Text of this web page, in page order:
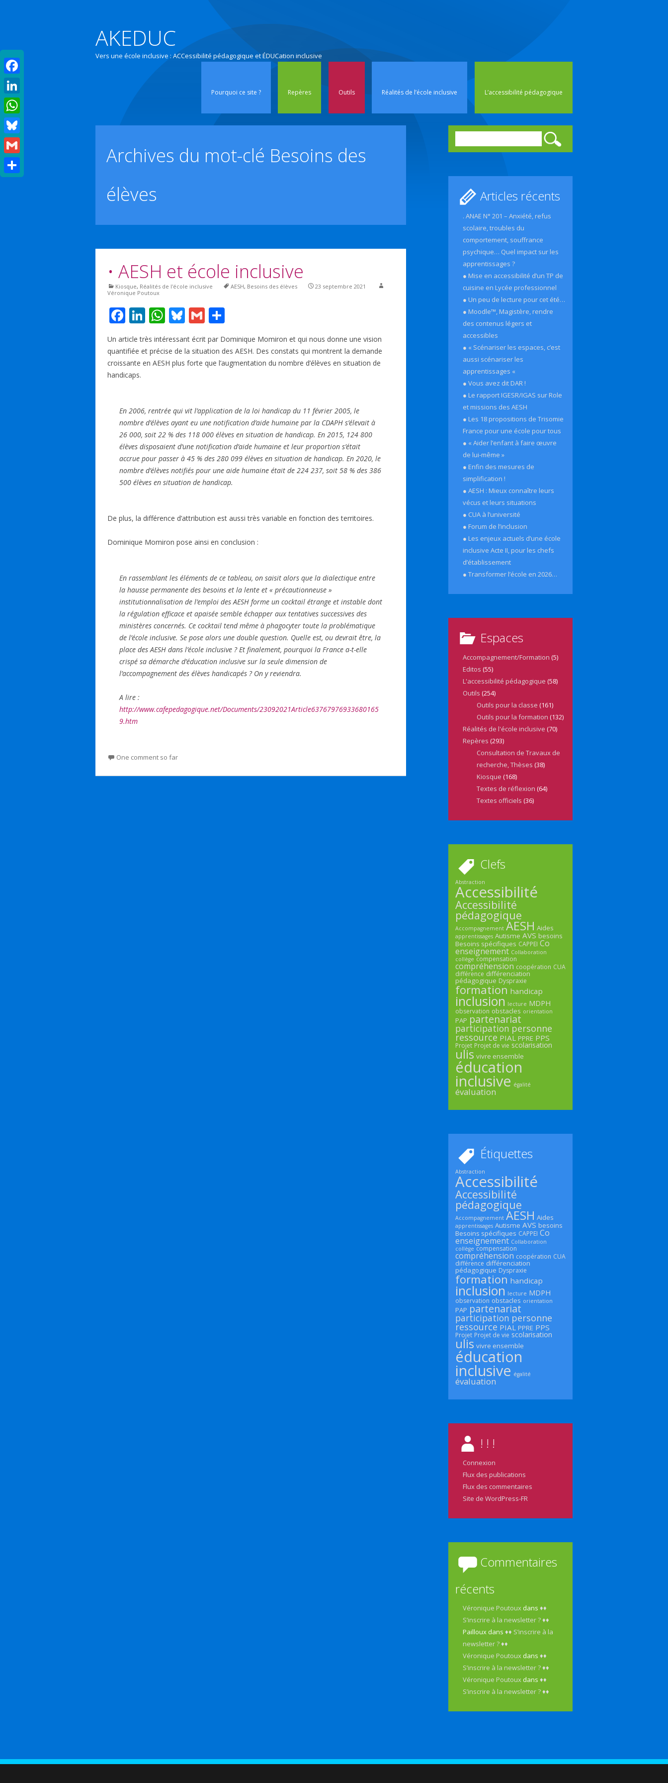
AKEDUC
Vers une école inclusive : ACCessibilité pédagogique et ÉDUCation inclusive
Pourquoi ce site ? Repères Outils Réalités de l’école inclusive L’accessibilité pédagogique
Archives du mot-clé Besoins des
élèves
• AESH et école inclusive
Kiosque, Réalités de l'école inclusive AESH, Besoins des élèves
23 septembre 2021
Véronique Poutoux
F
ac
e
b
o
k
Li
n
k
e
W
at
s
p
Bl
u
e
sk
G
ai
l
ar
ta
g
Un article très intéressant écrit par Dominique Momiron et qui nous donne une vision
quantifiée et précise de la situation des AESH. Des constats qui montrent la demande
croissante en AESH plus forte que l’augmentation du nombre d’élèves en situation de
handicaps.
En 2006, rentrée qui vit l’application de la loi handicap du 11 février 2005, le
nombre d’élèves ayant eu une notification d’aide humaine par la CDAPH s’élevait à
26 000, soit 22 % des 118 000 élèves en situation de handicap. En 2015, 124 800
élèves disposaient d’une notification d’aide humaine et leur proportion s’était
accrue pour passer à 45 % des 280 099 élèves en situation de handicap. En 2020, le
nombre d’élèves notifiés pour une aide humaine était de 224 237, soit 58 % des 386
500 élèves en situation de handicap.
De plus, la différence d’attribution est aussi très variable en fonction des territoires.
Dominique Momiron pose ainsi en conclusion :
En rassemblant les éléments de ce tableau, on saisit alors que la dialectique entre
la hausse permanente des besoins et la lente et « précautionneuse »
institutionnalisation de l’emploi des AESH forme un cocktail étrange et instable dont
la régulation efficace et apaisée semble échapper aux tentatives successives des
ministères concernés. Ce cocktail tend même à phagocyter toute la problématique
de l’école inclusive. Se pose alors une double question. Quelle est, ou devrait être, la
place des AESH dans l’école inclusive ? Et finalement, pourquoi la France a-t-elle
crispé sa démarche d’éducation inclusive sur la seule dimension de
l’accompagnement des élèves handicapés ? On y reviendra.
A lire :
http://www.cafepedagogique.net/Documents/23092021Article63767976933680165
9.htm
One comment so far
Articles récents
. ANAE N° 201 – Anxiété, refus
scolaire, troubles du
comportement, souffrance
psychique… Quel impact sur les
apprentissages ?
● Mise en accessibilité d’un TP de
cuisine en Lycée professionnel
● Un peu de lecture pour cet été…
● Moodle™, Magistère, rendre
des contenus légers et
accessibles
● « Scénariser les espaces, c’est
aussi scénariser les
apprentissages «
● Vous avez dit DAR !
● Le rapport IGESR/IGAS sur Role
et missions des AESH
● Les 18 propositions de Trisomie
France pour une école pour tous
● « Aider l’enfant à faire œuvre
de lui-même »
● Enfin des mesures de
simplification !
● AESH : Mieux connaître leurs
vécus et leurs situations
● CUA à l’université
● Forum de l’inclusion
● Les enjeux actuels d’une école
inclusive Acte II, pour les chefs
d’établissement
● Transformer l’école en 2026…
Espaces
Accompagnement/Formation (5)
Editos (55)
L'accessibilité pédagogique (58)
Outils (254)
Outils pour la classe (161)
Outils pour la formation (132)
Réalités de l'école inclusive (70)
Repères (293)
Consultation de Travaux de
recherche, Thèses (38)
Kiosque (168)
Textes de réflexion (64)
Textes officiels (36)
Clefs
Abstraction
Accessibilité
Accessibilité
pédagogique
Accompagnement AESH Aides
apprentissages Autisme AVS besoins
Besoins spécifiques CAPPEI Co
enseignement Collaboration
collège compensation
compréhension coopération CUA
différence différenciation
pédagogique Dyspraxie
formation handicap
inclusion lecture MDPH
observation obstacles orientation
PAP partenariat
participation personne
ressource PIAL PPRE PPS
Projet Projet de vie scolarisation
ulis vivre ensemble
éducation
inclusive égalité
évaluation
Étiquettes
Abstraction
Accessibilité
Accessibilité
pédagogique
Accompagnement AESH Aides
apprentissages Autisme AVS besoins
Besoins spécifiques CAPPEI Co
enseignement Collaboration
collège compensation
compréhension coopération CUA
différence différenciation
pédagogique Dyspraxie
formation handicap
inclusion lecture MDPH
observation obstacles orientation
PAP partenariat
participation personne
ressource PIAL PPRE PPS
Projet Projet de vie scolarisation
ulis vivre ensemble
éducation
inclusive égalité
évaluation
! ! !
Connexion
Flux des publications
Flux des commentaires
Site de WordPress-FR
Commentaires
récents
Véronique Poutoux dans♦♦
S’inscrire à la newsletter ? ♦♦
Pailloux dans♦♦ S’inscrire à la
newsletter ? ♦♦
Véronique Poutoux dans♦♦
S’inscrire à la newsletter ? ♦♦
Véronique Poutoux dans♦♦
S’inscrire à la newsletter ? ♦♦
Facebook
LinkedIn
WhatsApp
Bluesky
Gmail